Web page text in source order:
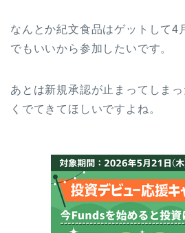
なんとか紀文食品はゲットして4
でもいいから参加したいです。
あとは新規承認が止まってしま
くでてきてほしいですよね。